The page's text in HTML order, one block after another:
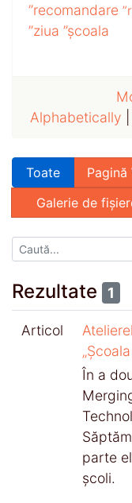
”recomandare
”ziua ”școala
Alphabetically
Toate Pagină
Galerie de
Rezultate 1
Articol
În a
parte
școli.